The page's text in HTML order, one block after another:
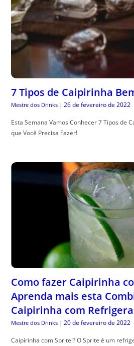
7 Tipos de Caipirinha
Mestre dos Drinks | 26 de fevereiro de 2022
Esta Semana Vamos Conhecer 7 Tipos de
que Você Precisa Fazer!
Como fazer Caipirinha
Aprenda mais esta
Caipirinha com
Mestre dos Drinks | 20 de fevereiro de 2022
Caipirinha com Sprite!? O Sprite é um